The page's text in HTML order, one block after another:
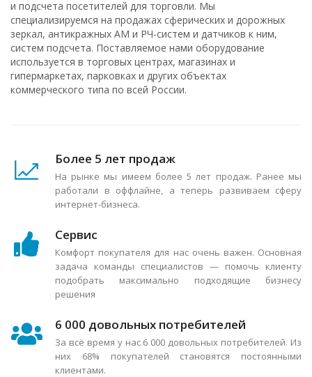
и подсчета посетителей для торговли. Мы
специализируемся на продажах сферических и дорожных
зеркал, антикражных АМ и РЧ-систем и датчиков к ним,
систем подсчета. Поставляемое нами оборудование
используется в торговых центрах, магазинах и
гипермаркетах, парковках и других объектах
коммерческого типа по всей России.
Более 5 лет продаж
На рынке мы имеем более 5 лет продаж. Ранее мы
работали в оффлайне, а теперь развиваем сферу
интернет-бизнеса.
Сервис
Комфорт покупателя для нас очень важен. Основная
задача команды специалистов — помочь клиенту
подобрать максимально подходящие бизнесу
решения
6 000 довольных потребителей
За всё время у нас 6 000 довольных потребителей. Из
них 68% покупателей становятся постоянными
клиентами.